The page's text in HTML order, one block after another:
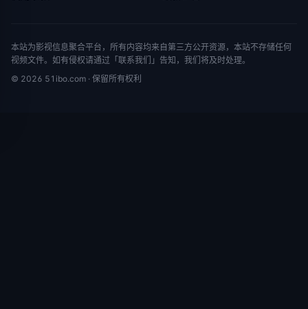
本站为影视信息聚合平台，所有内容均来自第三方公开资源，本站不存储任何
视频文件。如有侵权请通过「联系我们」告知，我们将及时处理。
© 2026 51ibo.com · 保留所有权利